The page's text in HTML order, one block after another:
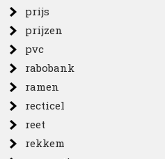
prijs
prijzen
pvc
rabobank
ramen
recticel
reet
rekkem